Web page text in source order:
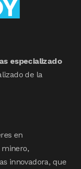
especializado
de la
en
innovadora, que